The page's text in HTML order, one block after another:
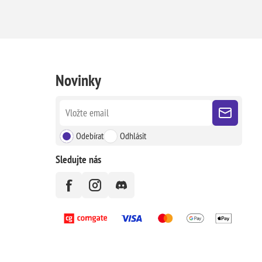
Novinky
Odebírat Odhlásit
Sledujte nás